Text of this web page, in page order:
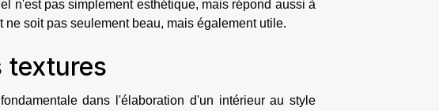
n'est pas simplement esthétique, mais répond aussi à
soit pas seulement beau, mais également utile.
textures
dans l'élaboration d'un intérieur au style